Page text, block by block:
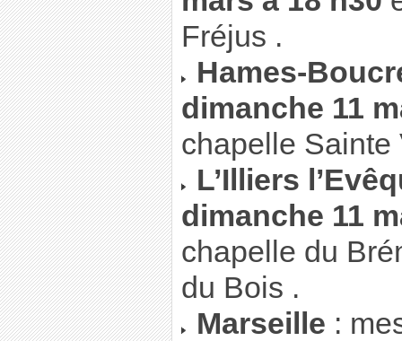
Fréjus .
Hames-
dimanche 11
chapelle Sainte
L’Illiers
dimanche 11
chapelle du
du Bois .
Marseille :